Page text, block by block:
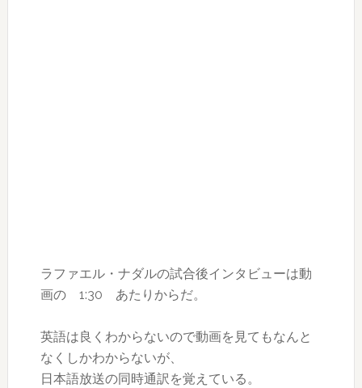
ラファエル・ナダルの試合後インタビューは動
画の 1:30 あたりからだ。
英語は良くわからないので動画を見てもなんと
なくしかわからないが、
日本語放送の同時通訳を覚えている。